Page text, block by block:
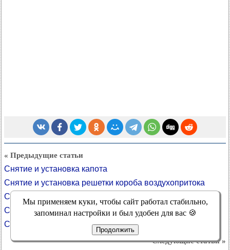
« Предыдущие статьи
Снятие и установка капота
Снятие и установка решетки короба воздухопритока
Снятие и установка переднего крыла
Снятие и установка заднего бампера
Снятие и установка переднего бампера и его бруса
Следующие статьи »
Мы применяем куки, чтобы сайт работал стабильно,
запоминал настройки и был удобен для вас 🍪
Продолжить